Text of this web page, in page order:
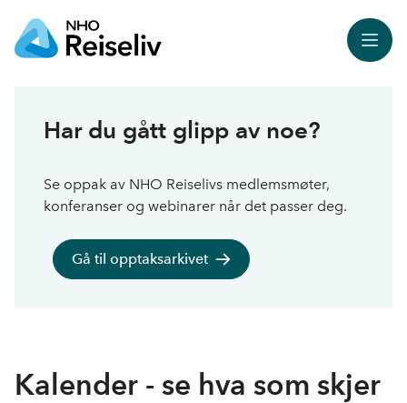
Meny
Har du gått glipp av noe?
Se oppak av NHO Reiselivs medlemsmøter,
konferanser og webinarer når det passer deg.
Gå til opptaksarkivet
Kalender - se hva som skjer